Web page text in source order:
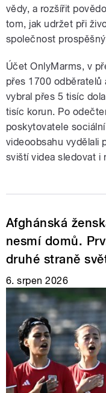
vědy, a rozšířit
tom, jak udržet při
společnost
Účet OnlyMarms, v
přes 1700
vybral přes 5 tisíc
tisíc korun. Po
poskytovatele
videoobsahu vydělali
sviští videa sledovat i
Afghánská
nesmí domů.
druhé straně
6. srpen 2026